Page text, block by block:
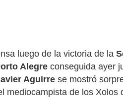
luego de la victoria de la
Alegre conseguida ayer
Aguirre se mostró
mediocampista de los Xolos